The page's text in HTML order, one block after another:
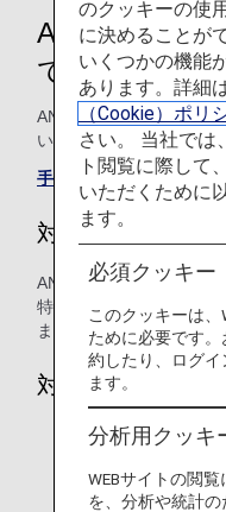
ANA国際線で
て
ANA国際線での超過手荷
い。無料手荷物許容量を
手荷物ガイドラインはこ
対象のお客様
ANAマイレージクラブ
特典利用者として登録
ます。
対象の旅程と空港
ANAの便名で予約
乗り継ぎについて
ANAの便名でご予
のクッキーの使
に決めることが
いくつかの機能
あります。詳細は
（Cookie）ポリ
さい。 当社では
ト閲覧に際して
いただくために
ます。
必須クッキー
このクッキーは
ために必要です
約したり、ログ
ます。
分析用クッキ
WEBサイトの閲
を、分析や統計の